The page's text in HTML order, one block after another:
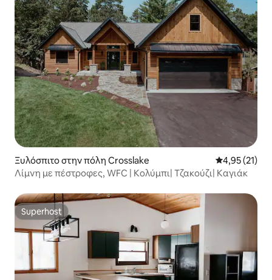
Ξυλόσπιτο στην πόλη Crosslake Μέση
4,95 (21)
Λίμνη με πέστροφες, WFC | Κολύμπι| Τζακούζι| Καγιάκ
Superhost
Superhost